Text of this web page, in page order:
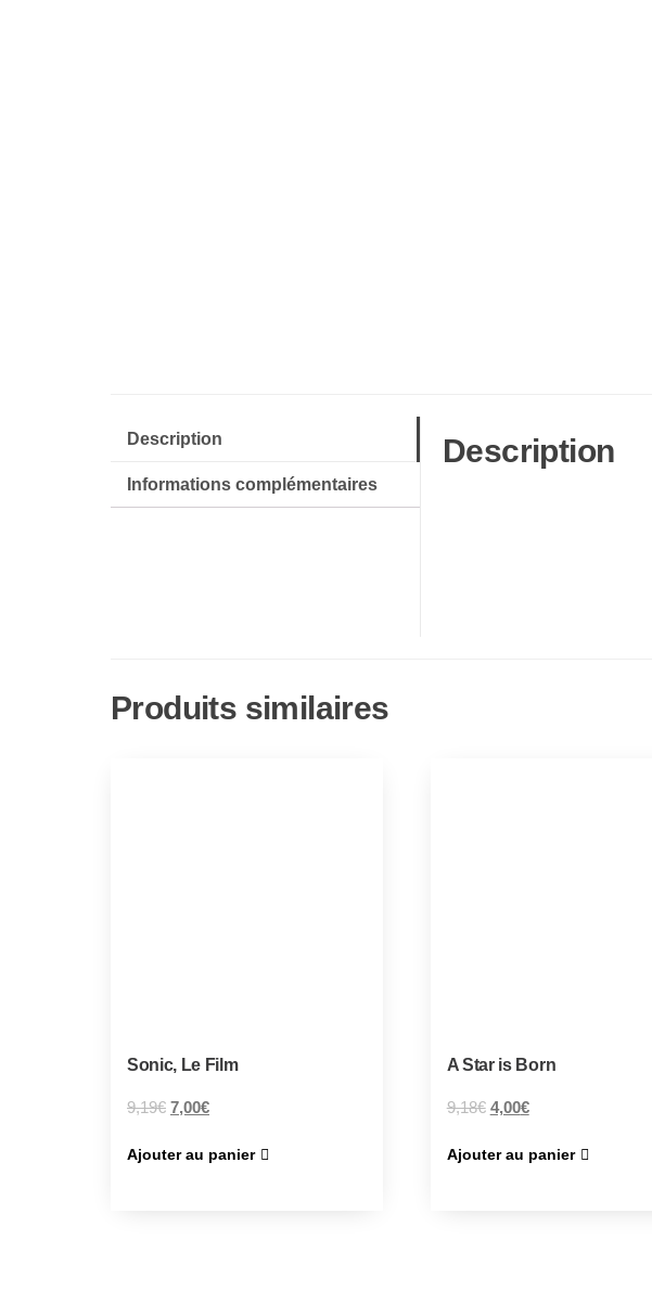
Description
Informations complémentaires
Description
Produits similaires
Sonic, Le Film
9,19€ 7,00€
Ajouter au panier
A Star is Born
9,18€ 4,00€
Ajouter au panier